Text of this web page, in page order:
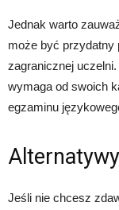
Jednak warto
może być przydatny
zagranicznej
wymaga od swoich
egzaminu
Jeśli nie chcesz